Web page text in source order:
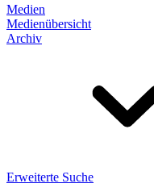
Medien
Medienübersicht
Archiv
Erweiterte Suche